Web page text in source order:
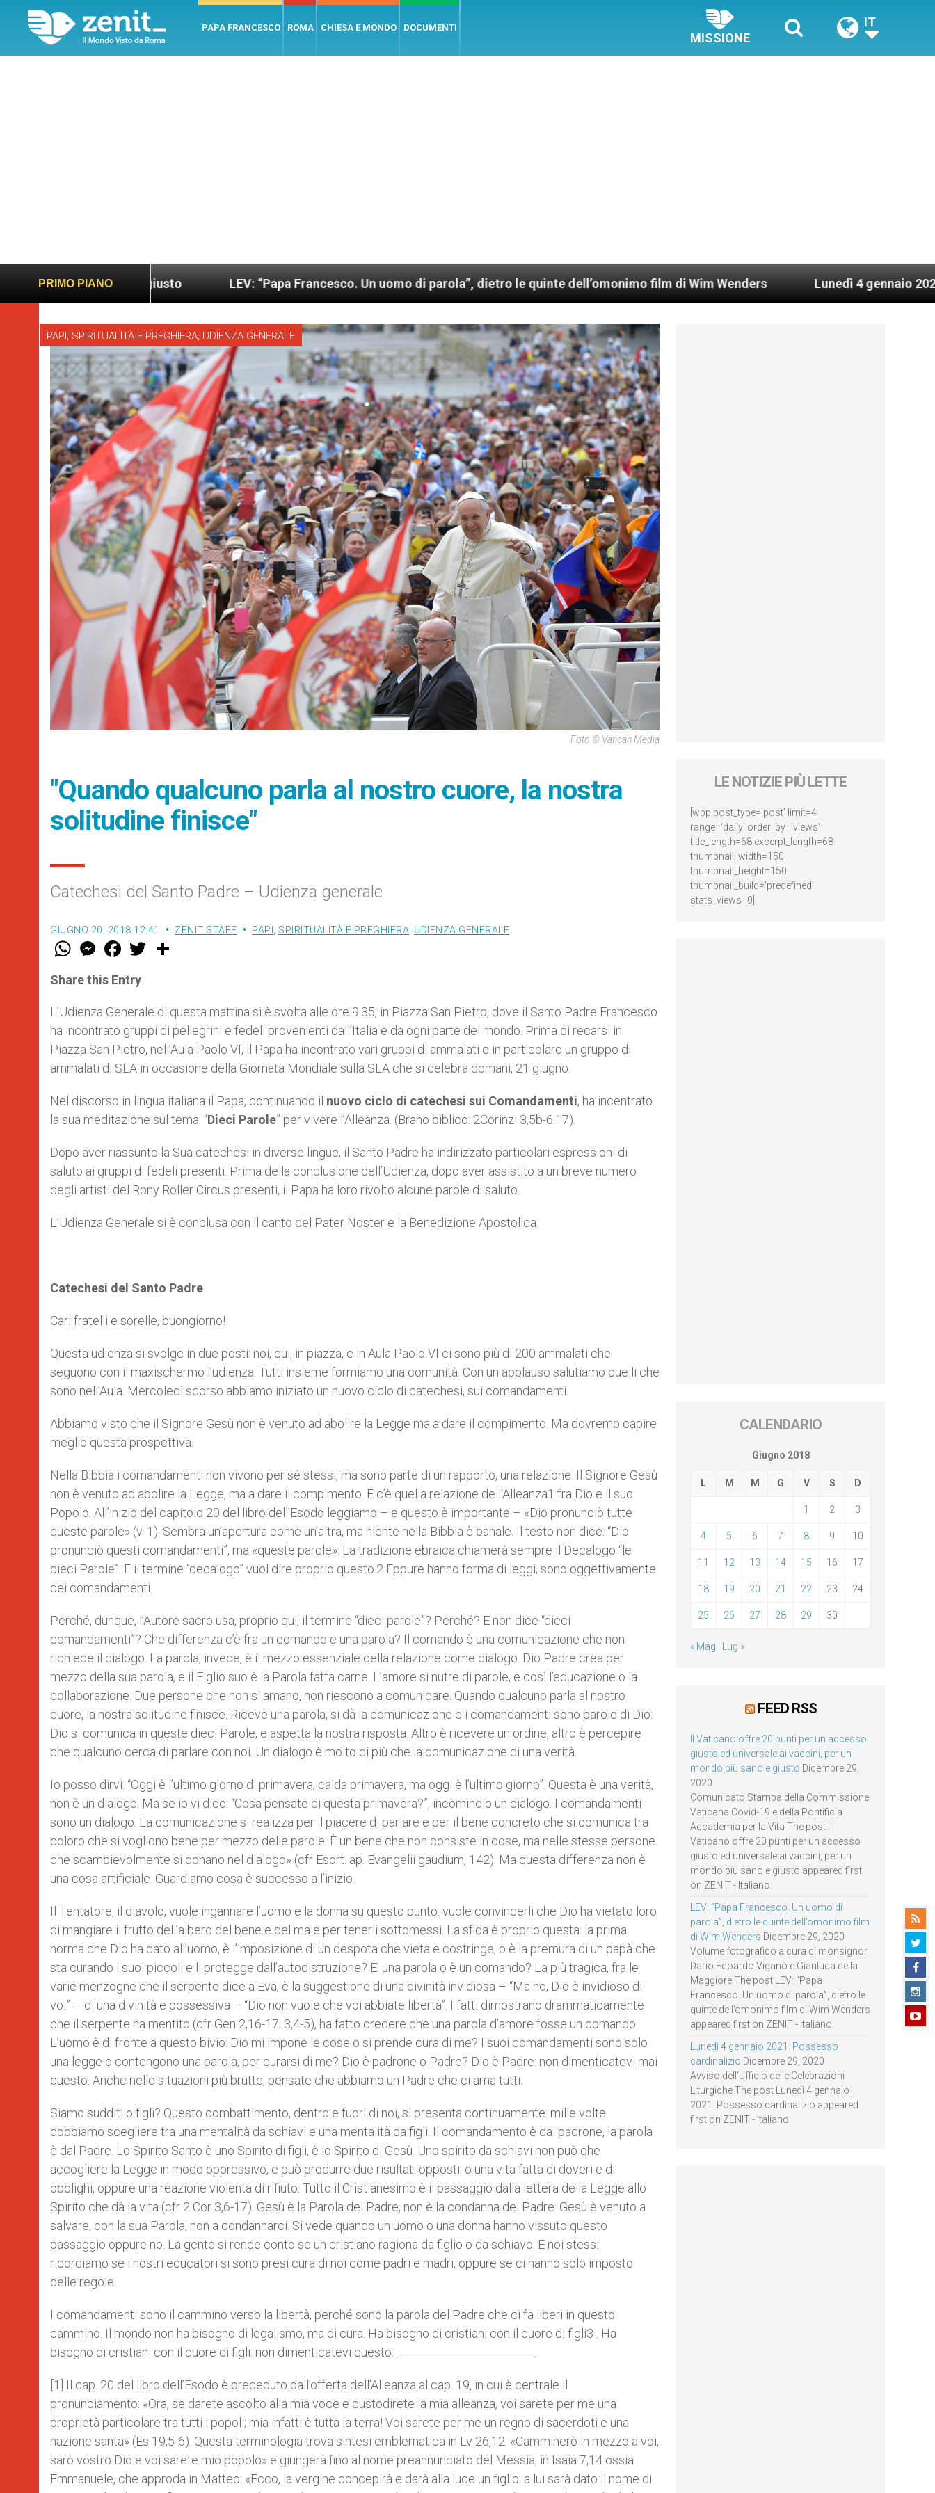
PAPA FRANCESCO ROMA CHIESA E MONDO DOCUMENTI
MISSIONE
IT
PRIMO PIANO
e giusto LEV: “Papa Francesco. Un uomo di parola”, dietro le quinte dell’omonimo film di Wim Wenders Lunedì 4 gennaio 2021: Possesso
PAPI, SPIRITUALITÀ E PREGHIERA, UDIENZA GENERALE
Foto © Vatican Media
"Quando qualcuno parla al nostro cuore, la nostra
solitudine finisce"
Catechesi del Santo Padre – Udienza generale
GIUGNO 20, 2018 12:41 ZENIT STAFF PAPI SPIRITUALITÀ E PREGHIERA UDIENZA GENERALE
W
t
s
p
p
M
e
s
e
g
e
r
F
a
e
b
o
k
w
r
Share this Entry
L’Udienza Generale di questa mattina si è svolta alle ore 9.35, in Piazza San Pietro, dove il Santo Padre Francesco
ha incontrato gruppi di pellegrini e fedeli provenienti dall’Italia e da ogni parte del mondo. Prima di recarsi in
Piazza San Pietro, nell’Aula Paolo VI, il Papa ha incontrato vari gruppi di ammalati e in particolare un gruppo di
ammalati di SLA in occasione della Giornata Mondiale sulla SLA che si celebra domani, 21 giugno.
Nel discorso in lingua italiana il Papa, continuando il nuovo ciclo di catechesi sui Comandamenti, ha incentrato
la sua meditazione sul tema: “Dieci Parole” per vivere l’Alleanza. (Brano biblico: 2Corinzi 3,5b-6.17).
Dopo aver riassunto la Sua catechesi in diverse lingue, il Santo Padre ha indirizzato particolari espressioni di
saluto ai gruppi di fedeli presenti. Prima della conclusione dell’Udienza, dopo aver assistito a un breve numero
degli artisti del Rony Roller Circus presenti, il Papa ha loro rivolto alcune parole di saluto.
L’Udienza Generale si è conclusa con il canto del Pater Noster e la Benedizione Apostolica.
Catechesi del Santo Padre
Cari fratelli e sorelle, buongiorno!
Questa udienza si svolge in due posti: noi, qui, in piazza, e in Aula Paolo VI ci sono più di 200 ammalati che
seguono con il maxischermo l’udienza. Tutti insieme formiamo una comunità. Con un applauso salutiamo quelli che
sono nell’Aula. Mercoledì scorso abbiamo iniziato un nuovo ciclo di catechesi, sui comandamenti.
Abbiamo visto che il Signore Gesù non è venuto ad abolire la Legge ma a dare il compimento. Ma dovremo capire
meglio questa prospettiva.
Nella Bibbia i comandamenti non vivono per sé stessi, ma sono parte di un rapporto, una relazione. Il Signore Gesù
non è venuto ad abolire la Legge, ma a dare il compimento. E c’è quella relazione dell’Alleanza1 fra Dio e il suo
Popolo. All’inizio del capitolo 20 del libro dell’Esodo leggiamo – e questo è importante – «Dio pronunciò tutte
queste parole» (v. 1). Sembra un’apertura come un’altra, ma niente nella Bibbia è banale. Il testo non dice: “Dio
pronunciò questi comandamenti”, ma «queste parole». La tradizione ebraica chiamerà sempre il Decalogo “le
dieci Parole”. E il termine “decalogo” vuol dire proprio questo.2 Eppure hanno forma di leggi, sono oggettivamente
dei comandamenti.
Perché, dunque, l’Autore sacro usa, proprio qui, il termine “dieci parole”? Perché? E non dice “dieci
comandamenti”? Che differenza c’è fra un comando e una parola? Il comando è una comunicazione che non
richiede il dialogo. La parola, invece, è il mezzo essenziale della relazione come dialogo. Dio Padre crea per
mezzo della sua parola, e il Figlio suo è la Parola fatta carne. L’amore si nutre di parole, e così l’educazione o la
collaborazione. Due persone che non si amano, non riescono a comunicare. Quando qualcuno parla al nostro
cuore, la nostra solitudine finisce. Riceve una parola, si dà la comunicazione e i comandamenti sono parole di Dio:
Dio si comunica in queste dieci Parole, e aspetta la nostra risposta. Altro è ricevere un ordine, altro è percepire
che qualcuno cerca di parlare con noi. Un dialogo è molto di più che la comunicazione di una verità.
Io posso dirvi: “Oggi è l’ultimo giorno di primavera, calda primavera, ma oggi è l’ultimo giorno”. Questa è una verità,
non è un dialogo. Ma se io vi dico: “Cosa pensate di questa primavera?”, incomincio un dialogo. I comandamenti
sono un dialogo. La comunicazione si realizza per il piacere di parlare e per il bene concreto che si comunica tra
coloro che si vogliono bene per mezzo delle parole. È un bene che non consiste in cose, ma nelle stesse persone
che scambievolmente si donano nel dialogo» (cfr Esort. ap. Evangelii gaudium, 142). Ma questa differenza non è
una cosa artificiale. Guardiamo cosa è successo all’inizio.
Il Tentatore, il diavolo, vuole ingannare l’uomo e la donna su questo punto: vuole convincerli che Dio ha vietato loro
di mangiare il frutto dell’albero del bene e del male per tenerli sottomessi. La sfida è proprio questa: la prima
norma che Dio ha dato all’uomo, è l’imposizione di un despota che vieta e costringe, o è la premura di un papà che
sta curando i suoi piccoli e li protegge dall’autodistruzione? E’ una parola o è un comando? La più tragica, fra le
varie menzogne che il serpente dice a Eva, è la suggestione di una divinità invidiosa – “Ma no, Dio è invidioso di
voi” – di una divinità e possessiva – “Dio non vuole che voi abbiate libertà”. I fatti dimostrano drammaticamente
che il serpente ha mentito (cfr Gen 2,16-17; 3,4-5), ha fatto credere che una parola d’amore fosse un comando.
L’uomo è di fronte a questo bivio: Dio mi impone le cose o si prende cura di me? I suoi comandamenti sono solo
una legge o contengono una parola, per curarsi di me? Dio è padrone o Padre? Dio è Padre: non dimenticatevi mai
questo. Anche nelle situazioni più brutte, pensate che abbiamo un Padre che ci ama tutti.
Siamo sudditi o figli? Questo combattimento, dentro e fuori di noi, si presenta continuamente: mille volte
dobbiamo scegliere tra una mentalità da schiavi e una mentalità da figli. Il comandamento è dal padrone, la parola
è dal Padre. Lo Spirito Santo è uno Spirito di figli, è lo Spirito di Gesù. Uno spirito da schiavi non può che
accogliere la Legge in modo oppressivo, e può produrre due risultati opposti: o una vita fatta di doveri e di
obblighi, oppure una reazione violenta di rifiuto. Tutto il Cristianesimo è il passaggio dalla lettera della Legge allo
Spirito che dà la vita (cfr 2 Cor 3,6-17). Gesù è la Parola del Padre, non è la condanna del Padre. Gesù è venuto a
salvare, con la sua Parola, non a condannarci. Si vede quando un uomo o una donna hanno vissuto questo
passaggio oppure no. La gente si rende conto se un cristiano ragiona da figlio o da schiavo. E noi stessi
ricordiamo se i nostri educatori si sono presi cura di noi come padri e madri, oppure se ci hanno solo imposto
delle regole.
I comandamenti sono il cammino verso la libertà, perché sono la parola del Padre che ci fa liberi in questo
cammino. Il mondo non ha bisogno di legalismo, ma di cura. Ha bisogno di cristiani con il cuore di figli3 . Ha
bisogno di cristiani con il cuore di figli: non dimenticatevi questo. _________________________
[1] Il cap. 20 del libro dell’Esodo è preceduto dall’offerta dell’Alleanza al cap. 19, in cui è centrale il
pronunciamento: «Ora, se darete ascolto alla mia voce e custodirete la mia alleanza, voi sarete per me una
proprietà particolare tra tutti i popoli; mia infatti è tutta la terra! Voi sarete per me un regno di sacerdoti e una
nazione santa» (Es 19,5-6). Questa terminologia trova sintesi emblematica in Lv 26,12: «Camminerò in mezzo a voi,
sarò vostro Dio e voi sarete mio popolo» e giungerà fino al nome preannunciato del Messia, in Isaia 7,14 ossia
Emmanuele, che approda in Matteo: «Ecco, la vergine concepirà e darà alla luce un figlio: a lui sarà dato il nome di
LE NOTIZIE PIÙ LETTE
[wpp post_type='post' limit=4
range='daily' order_by='views'
title_length=68 excerpt_length=68
thumbnail_width=150
thumbnail_height=150
thumbnail_build='predefined'
stats_views=0]
CALENDARIO
Giugno 2018
L M M G V S D
1 2 3
4 5 6 7 8 9 10
11 12 13 14 15 16 17
18 19 20 21 22 23 24
25 26 27 28 29 30
« Mag Lug »
FEED RSS
Il Vaticano offre 20 punti per un accesso
giusto ed universale ai vaccini, per un
mondo più sano e giusto Dicembre 29,
2020
Comunicato Stampa della Commissione
Vaticana Covid-19 e della Pontificia
Accademia per la Vita The post Il
Vaticano offre 20 punti per un accesso
giusto ed universale ai vaccini, per un
mondo più sano e giusto appeared first
on ZENIT - Italiano.
LEV: “Papa Francesco. Un uomo di
parola”, dietro le quinte dell’omonimo film
di Wim Wenders Dicembre 29, 2020
Volume fotografico a cura di monsignor
Dario Edoardo Viganò e Gianluca della
Maggiore The post LEV: “Papa
Francesco. Un uomo di parola”, dietro le
quinte dell’omonimo film di Wim Wenders
appeared first on ZENIT - Italiano.
Lunedì 4 gennaio 2021: Possesso
cardinalizio Dicembre 29, 2020
Avviso dell’Ufficio delle Celebrazioni
Liturgiche The post Lunedì 4 gennaio
2021: Possesso cardinalizio appeared
first on ZENIT - Italiano.